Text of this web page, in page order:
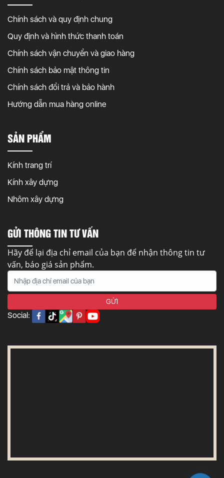
Chính sách và quy định chung
Quy định và hình thức thanh toán
Chính sách vận chuyển và giao hàng
Chính sách bảo mật thông tin
Chính sách đổi trả và bảo hành
Hướng dẫn mua hàng online
SẢN PHẨM
Kính trang trí
Kính xây dựng
Nhôm xây dựng
GỬI THÔNG TIN TƯ VẤN
Hãy để lại địa chỉ email của bạn để nhận thông tin tư
vấn, báo giá sản phẩm.
Social: